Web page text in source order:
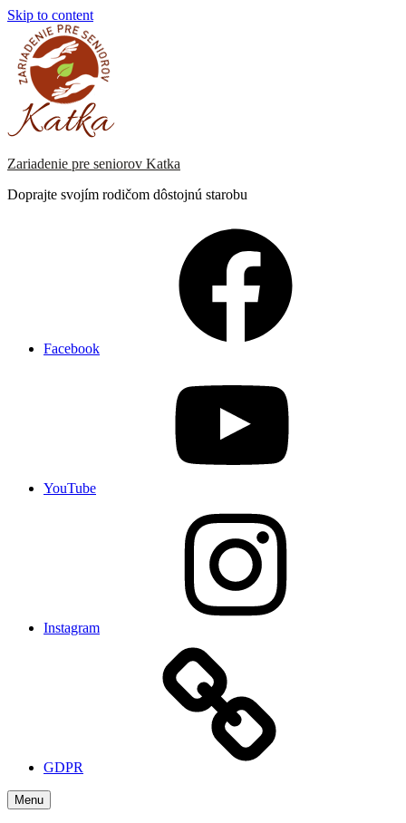
Skip to content
Zariadenie pre seniorov Katka
Doprajte svojím rodičom dôstojnú starobu
Facebook
YouTube
Instagram
GDPR
Menu